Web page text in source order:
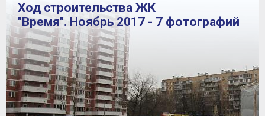
Ход строительства ЖК
"Время". Ноябрь 2017 - 7 фотографий